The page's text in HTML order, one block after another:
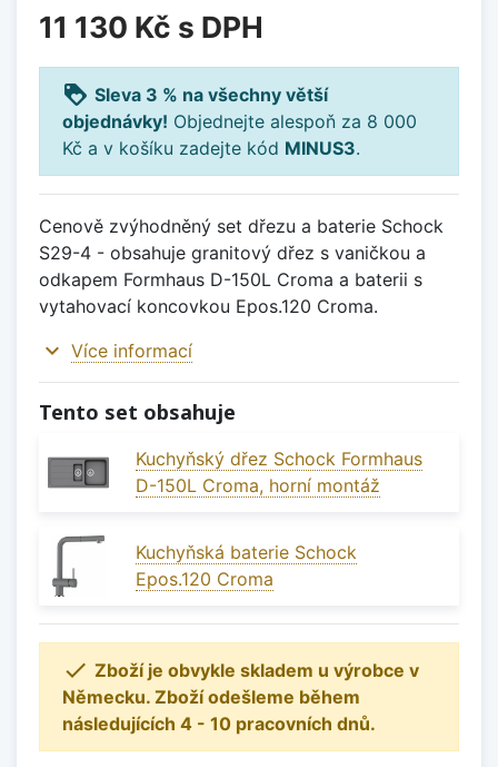
11 130 Kč s DPH
loyalty Sleva 3 % na všechny větší
objednávky! Objednejte alespoň za 8 000
Kč a v košíku zadejte kód MINUS3.
Cenově zvýhodněný set dřezu a baterie Schock
S29-4 - obsahuje granitový dřez s vaničkou a
odkapem Formhaus D-150L Croma a baterii s
vytahovací koncovkou Epos.120 Croma.
expand_more Více informací
Tento set obsahuje
Kuchyňský dřez Schock Formhaus
D-150L Croma, horní montáž
Kuchyňská baterie Schock
Epos.120 Croma
 Zboží je obvykle skladem u výrobce v
Německu. Zboží odešleme během
následujících 4 - 10 pracovních dnů.